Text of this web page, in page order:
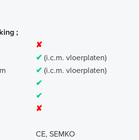
;
✘
✔ (i.c.m. vloerplaten)
✔ (i.c.m. vloerplaten)
✔
✔
✘
CE, SEMKO